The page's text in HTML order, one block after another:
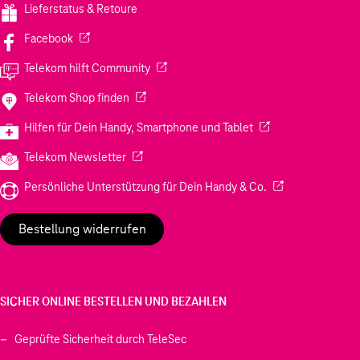
Lieferstatus & Retoure
Facebook(Wird in einem neuen Tab geöffnet)
Telekom hilft Community(Wird in einem neuen Tab geöffnet)
Telekom Shop finden (Wird in einem neuen Tab geöffnet)
Hilfen für Dein Handy, Smartphone und Tablet(Wird in einem
Telekom Newsletter(Wird in einem neuen Tab geöffnet)
Persönliche Unterstützung für Dein Handy & Co. (Wird in einem
Bestellung widerrufen
SICHER ONLINE BESTELLEN UND BEZAHLEN
Geprüfte Sicherheit durch TeleSec